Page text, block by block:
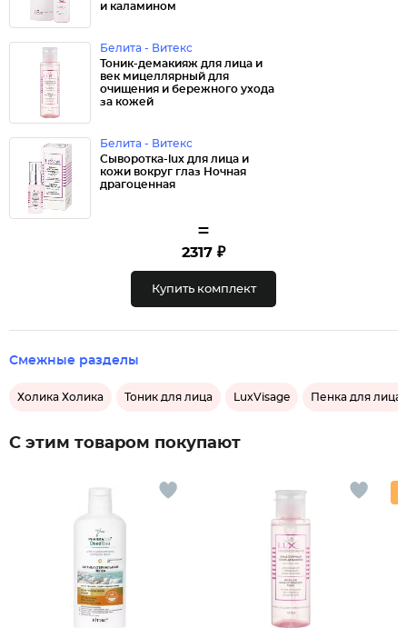
и каламином
Белита - Витекс
Тоник-демакияж для лица и
век мицеллярный для
очищения и бережного ухода
за кожей
Белита - Витекс
Сыворотка-lux для лица и
кожи вокруг глаз Ночная
драгоценная
=
2317 ₽
Купить комплект
Смежные разделы
Холика Холика Тоник для лица LuxVisage Пенка для лица
С этим товаром покупают